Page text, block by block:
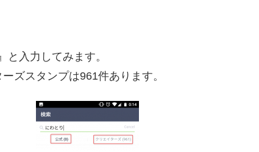
と入力してみます。
ズスタンプは961件あります。